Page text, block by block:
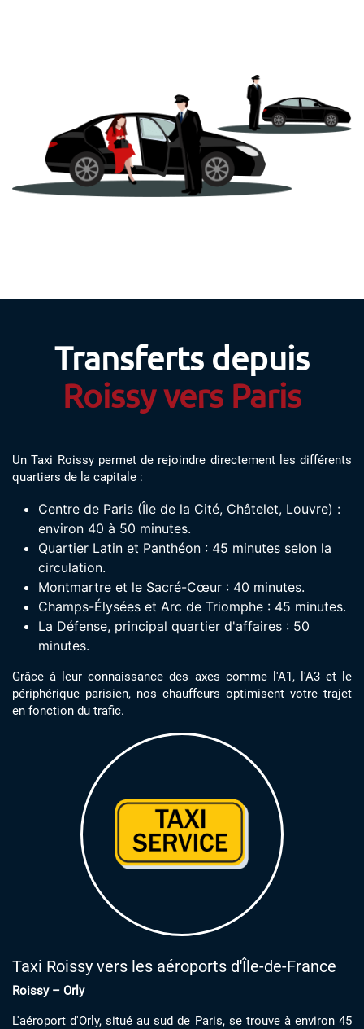
Transferts depuis
Roissy vers Paris
Un Taxi Roissy permet de rejoindre directement les différents
quartiers de la capitale :
Centre de Paris (Île de la Cité, Châtelet, Louvre) :
environ 40 à 50 minutes.
Quartier Latin et Panthéon : 45 minutes selon la
circulation.
Montmartre et le Sacré-Cœur : 40 minutes.
Champs-Élysées et Arc de Triomphe : 45 minutes.
La Défense, principal quartier d'affaires : 50
minutes.
Grâce à leur connaissance des axes comme l'A1, l'A3 et le
périphérique parisien, nos chauffeurs optimisent votre trajet
en fonction du trafic.
Taxi Roissy vers les aéroports d'Île-de-France
Roissy – Orly
L'aéroport d'Orly, situé au sud de Paris, se trouve à environ 45